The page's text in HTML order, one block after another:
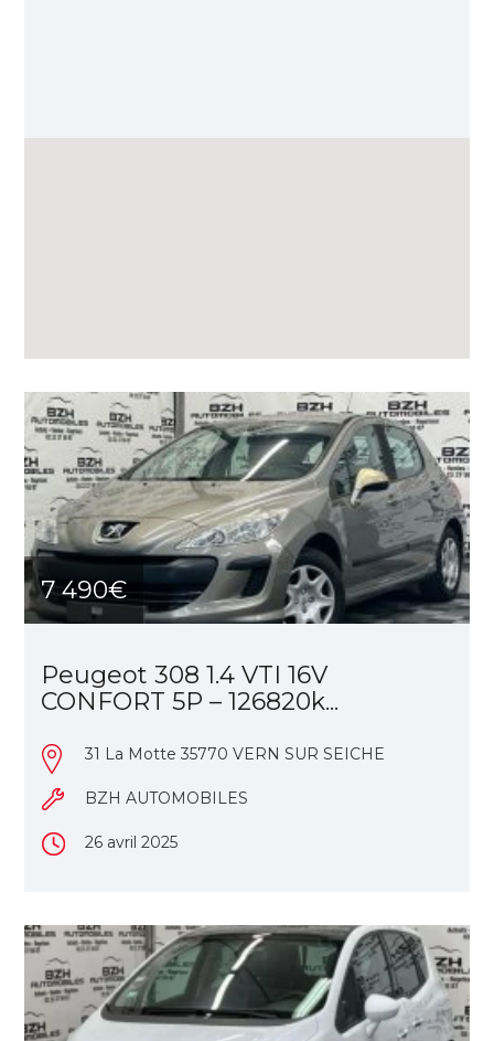
7 490€
Peugeot 308 1.4 VTI 16V
CONFORT 5P – 126820k...
31 La Motte 35770 VERN SUR SEICHE
BZH AUTOMOBILES
26 avril 2025